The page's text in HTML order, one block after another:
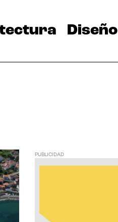
Diseño
PUBLICIDAD